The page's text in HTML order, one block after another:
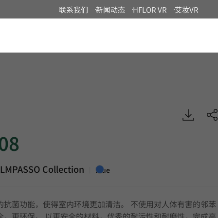
联系我们 新闻动态 HFLOR VR 艾妆VR
Collection Blue
抗菌功能，使得室内环境更加清洁。 不使用对人体有害的邻苯